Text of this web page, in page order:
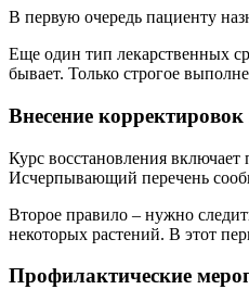
В первую очередь пациенту
Еще один тип лекарственных
бывает. Только строгое
Внесение
Курс восстановления
Исчерпывающий перечень
Второе правило – нужно
некоторых растений. В этот
Профилактические